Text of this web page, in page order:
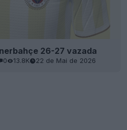
26-27 vazada
0 13.8K 22 de Mai de 2026